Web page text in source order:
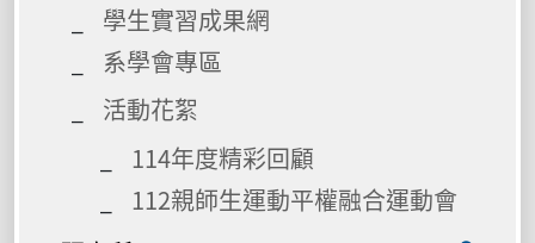
學生實習成果網
系學會專區
活動花絮
114年度精彩回顧
112親師生運動平權融合運動會